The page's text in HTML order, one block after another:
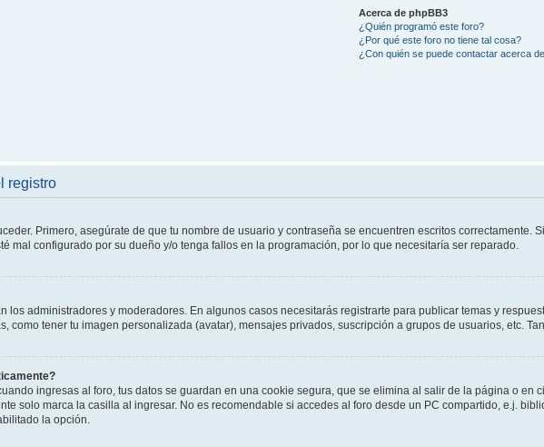
Acerca de phpBB3
¿Quién programó este foro?
¿Por qué este foro no tiene tal cosa?
¿Con quién se puede contactar acerca
registro
Primero, asegúrate de que tu nombre de usuario y contraseña se encuentren escritos correctamente.
mal configurado por su dueño y/o tenga fallos en la programación, por lo que necesitaría ser reparado.
los administradores y moderadores. En algunos casos necesitarás registrarte para publicar temas y
como tener tu imagen personalizada (avatar), mensajes privados, suscripción a grupos de usuarios, etc.
ingresas al foro, tus datos se guardan en una cookie segura, que se elimina al salir de la página o en
solo marca la casilla al ingresar. No es recomendable si accedes al foro desde un PC compartido, e.j.
la opción.